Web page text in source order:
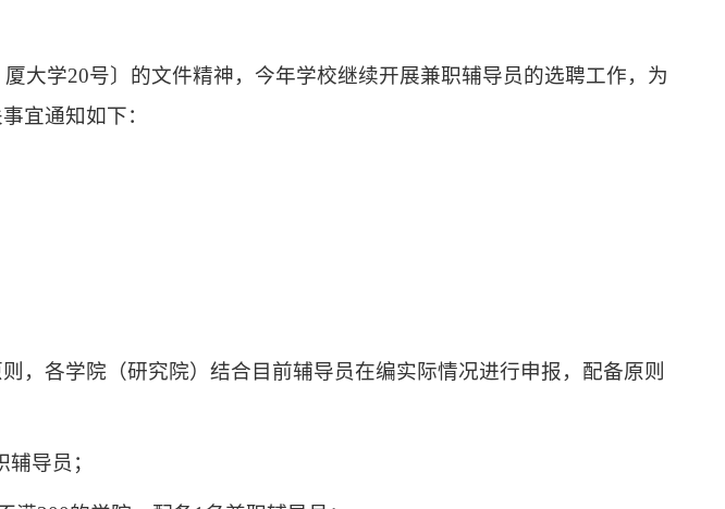
厦大学20号〕的文件精神，今年学校继续开展兼职辅导员的选聘工作，为
宜通知如下：
，各学院（研究院）结合目前辅导员在编实际情况进行申报，配备原则
辅导员；